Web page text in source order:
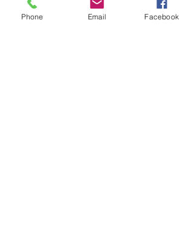
4 nappal ezelőtt
Phone Email Facebook